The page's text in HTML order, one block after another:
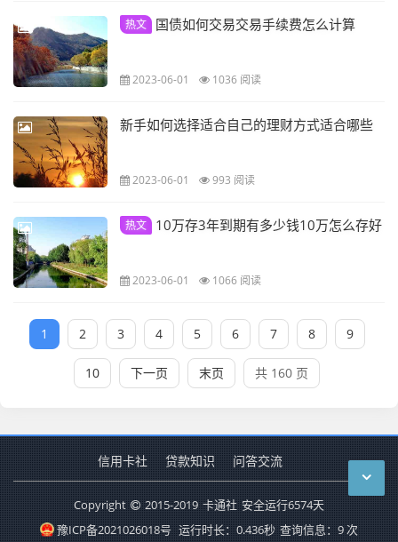
热文 国债如何交易交易手续费怎么计算
2023-06-01 1036 阅读
新手如何选择适合自己的理财方式适合哪些
2023-06-01 993 阅读
热文 10万存3年到期有多少钱10万怎么存好
2023-06-01 1066 阅读
1 2 3 4 5 6 7 8 9
10 下一页 末页 共 160 页
信用卡社 贷款知识 问答交流
Copyright 2015-2019 卡通社 安全运行6574天
豫ICP备2021026018号 运行时长：0.436秒 查询信息：9 次